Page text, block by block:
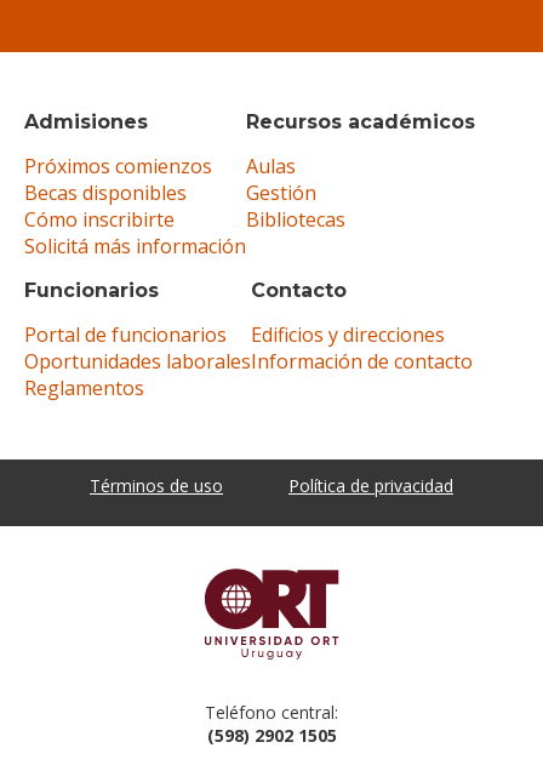
Admisiones
Próximos comienzos
Becas disponibles
Cómo inscribirte
Solicitá más información
Recursos académicos
Aulas
Gestión
Bibliotecas
Funcionarios
Portal de funcionarios
Oportunidades laborales
Reglamentos
Contacto
Edificios y direcciones
Información de contacto
Términos de uso Política de privacidad
Teléfono central:
(598) 2902 1505